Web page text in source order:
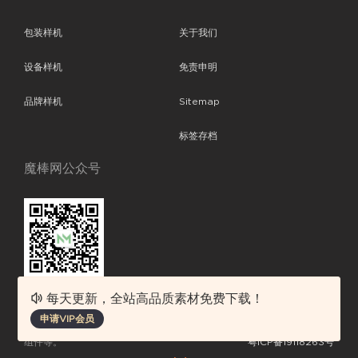
包装样机
设备样机
品牌样机
关于我们
免责申明
Sitemap
标签存档
魔棒网公众号
魔棒网提供优质设计模板下载，分享优秀的设计。素材包含了APP设计、
平面素材、ppt模板、网页设计、前端代码、样机素材、插画图片、附加
组件等。
粤ICP备19118263号
每天更新，全站高品质素材免费下载！
申请VIP会员